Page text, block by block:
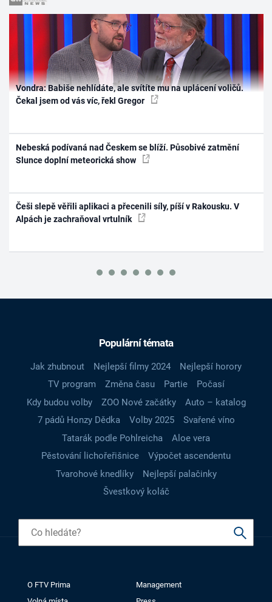
Vondra: Babiše nehlídáte, ale svítíte mu na uplácení voličů.
Čekal jsem od vás víc, řekl Gregor
Nebeská podívaná nad Českem se blíží. Působivé zatmění
Slunce doplní meteorická show
Češi slepě věřili aplikaci a přecenili síly, píší v Rakousku. V
Alpách je zachraňoval vrtulník
Populární témata
Jak zhubnout Nejlepší filmy 2024
Nejlepší horory
TV program
Změna času Partie
Počasí
Kdy budou volby
ZOO Nové začátky
Auto – katalog
7 pádů Honzy Dědka
Volby 2025
Svařené víno
Tatarák podle Pohlreicha
Aloe vera
Pěstování lichořeřišnice
Výpočet ascendentu
Tvarohové knedlíky
Nejlepší palačinky
Švestkový koláč
O FTV Prima
Management